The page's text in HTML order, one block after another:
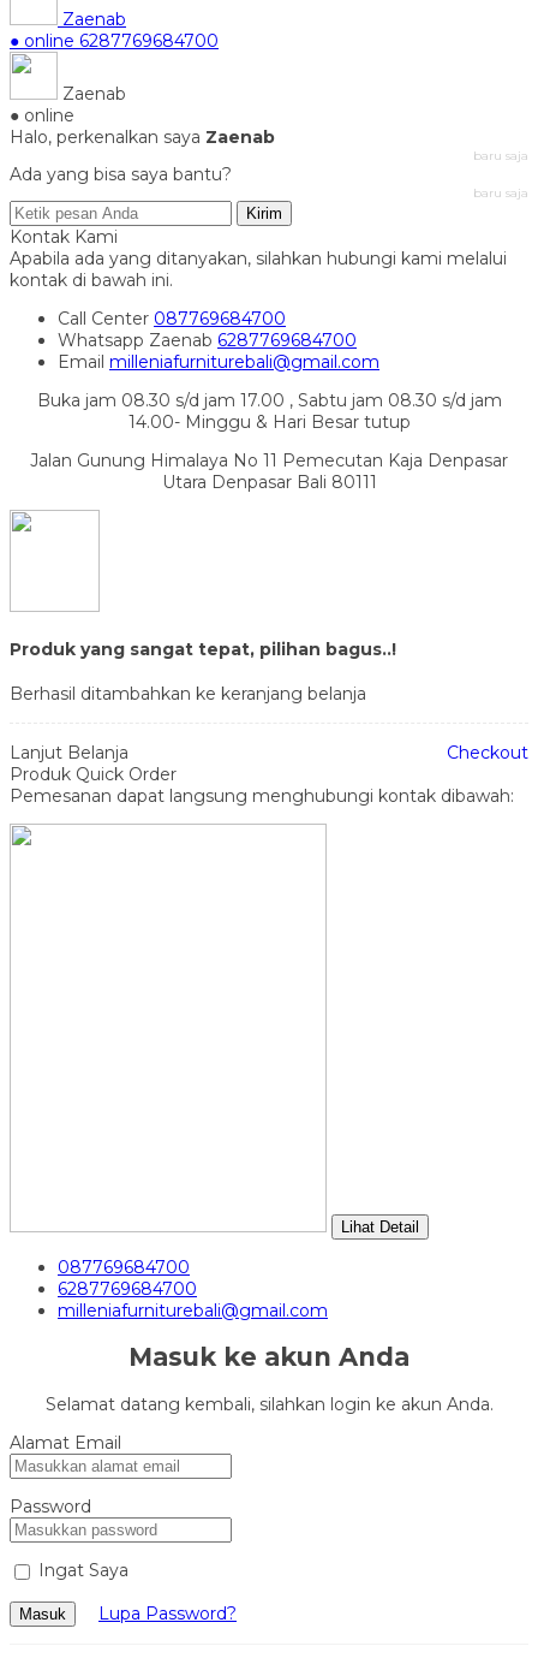
Zaenab
● online 6287769684700
Zaenab
● online
Halo, perkenalkan saya Zaenab
baru saja
Ada yang bisa saya bantu?
baru saja
Kirim
Kontak Kami
Apabila ada yang ditanyakan, silahkan hubungi kami melalui
kontak di bawah ini.
Call Center 087769684700
Whatsapp Zaenab 6287769684700
Email milleniafurniturebali@gmail.com
Buka jam 08.30 s/d jam 17.00 , Sabtu jam 08.30 s/d jam
14.00- Minggu & Hari Besar tutup
Jalan Gunung Himalaya No 11 Pemecutan Kaja Denpasar
Utara Denpasar Bali 80111
Produk yang sangat tepat, pilihan bagus..!
Berhasil ditambahkan ke keranjang belanja
Lanjut Belanja
Checkout
Produk Quick Order
Pemesanan dapat langsung menghubungi kontak dibawah:
Lihat Detail
087769684700
6287769684700
milleniafurniturebali@gmail.com
Masuk ke akun Anda
Selamat datang kembali, silahkan login ke akun Anda.
Alamat Email
Password
Ingat Saya
Masuk Lupa Password?